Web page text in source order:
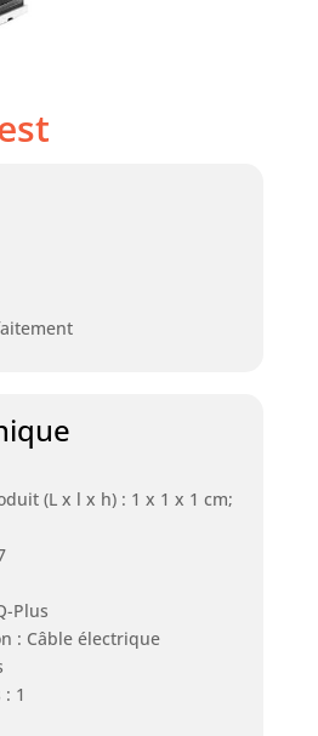
(L x l x h) : 1 x 1 x 1 cm;
Plus
: Câble électrique
1